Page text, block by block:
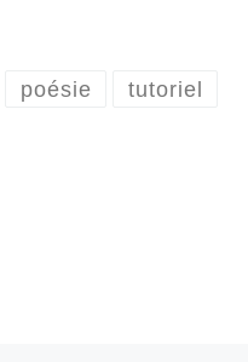
poésie tutoriel